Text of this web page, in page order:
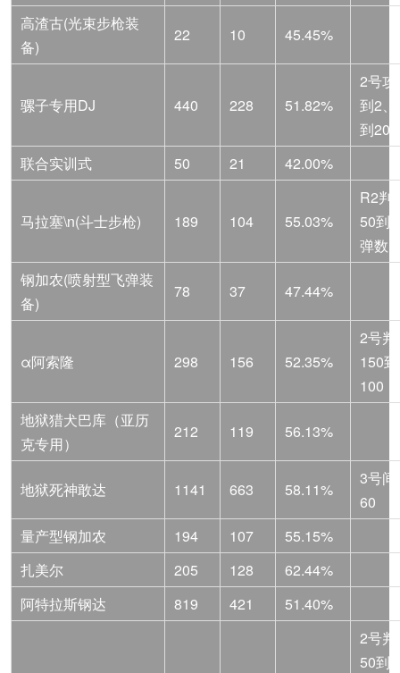
高渣古(光束步枪装
备)
22 10 45.45%
骡子专用DJ 440 228 51.82%
2号
到2
到20
联合实训式
50 21 42.00%
马拉塞\n(斗士步枪) 189 104 55.03%
R2判
50到
弹数
钢加农(喷射型飞弹装
备)
78 37 47.44%
α阿索隆 298 156 52.35%
2号
150
100
地狱猎犬巴库（亚历
克专用）
212 119 56.13%
地狱死神敢达 1141 663 58.11%
3号
60
量产型钢加农
194 107
55.15%
扎美尔
205 128
62.44%
阿特拉斯钢达
819 421 51.40%
2号
50到